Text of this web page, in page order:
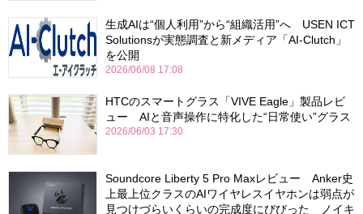
生成AIは“個人利用”から“組織活用”へ USEN ICT
Solutionsが実態調査と新メディア「AI-Clutch」
を公開
2026/06/08 17:08
HTCのスマートグラス「VIVE Eagle」製品レビ
ュー AIと音声操作に特化した“日常使い”グラス
2026/06/03 17:30
Soundcore Liberty 5 Pro Maxレビュー Anker史
上最上位クラスのAIワイヤレスイヤホンは弱点が
見つけづらいくらいの完成度にびびった ノイキ